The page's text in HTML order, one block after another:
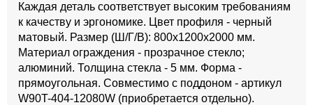
Каждая деталь соответствует высоким требованиям
к качеству и эргономике. Цвет профиля - черный
матовый. Размер (Ш/Г/В): 800x1200x2000 мм.
Материал ограждения - прозрачное стекло;
алюминий. Толщина стекла - 5 мм. Форма -
прямоугольная. Совместимо с поддоном - артикул
W90T-404-12080W (приобретается отдельно).